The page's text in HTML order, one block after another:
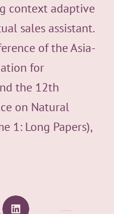
context adaptive
sales assistant.
of the Asia-
for
the 12th
on Natural
1: Long Papers),